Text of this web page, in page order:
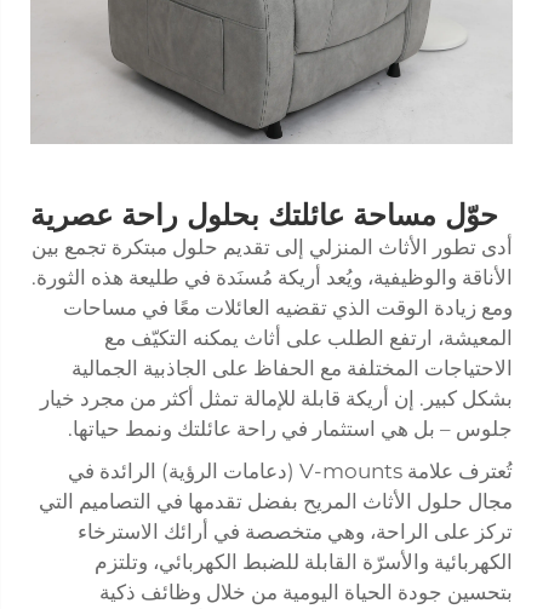
حوّل مساحة عائلتك بحلول راحة عصرية
أدى تطور الأثاث المنزلي إلى تقديم حلول مبتكرة تجمع بين
الأناقة والوظيفية، ويُعد أريكة مُسنَدة في طليعة هذه الثورة.
ومع زيادة الوقت الذي تقضيه العائلات معًا في مساحات
المعيشة، ارتفع الطلب على أثاث يمكنه التكيّف مع
الاحتياجات المختلفة مع الحفاظ على الجاذبية الجمالية
بشكل كبير. إن أريكة قابلة للإمالة تمثل أكثر من مجرد خيار
جلوس – بل هي استثمار في راحة عائلتك ونمط حياتها.
تُعترف علامة V-mounts (دعامات الرؤية) الرائدة في
مجال حلول الأثاث المريح بفضل تقدمها في التصاميم التي
تركز على الراحة، وهي متخصصة في أرائك الاسترخاء
الكهربائية والأسرّة القابلة للضبط الكهربائي، وتلتزم
بتحسين جودة الحياة اليومية من خلال وظائف ذكية